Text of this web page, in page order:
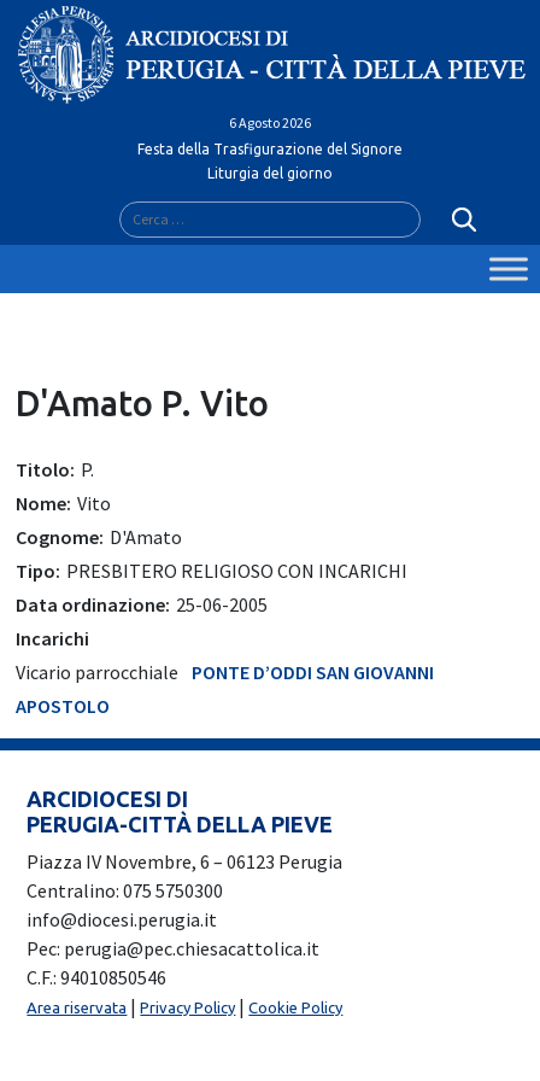
Skip
content
6 Agosto 2026
Festa della Trasfigurazione del Signore
Liturgia del giorno
Ricerca
per:
D'Amato P. Vito
Titolo: P.
Nome: Vito
Cognome: D'Amato
Tipo: PRESBITERO RELIGIOSO CON INCARICHI
Data ordinazione: 25-06-2005
Incarichi
Vicario parrocchiale
PONTE D’ODDI SAN GIOVANNI
APOSTOLO
ARCIDIOCESI DI
PERUGIA-CITTÀ DELLA PIEVE
Piazza IV Novembre, 6 – 06123 Perugia
Centralino: 075 5750300
info@diocesi.perugia.it
Pec: perugia@pec.chiesacattolica.it
C.F.: 94010850546
Area riservata |Privacy Policy |Cookie Policy